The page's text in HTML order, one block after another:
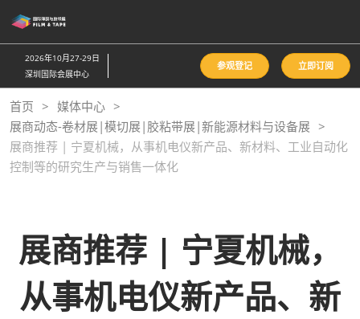
接
跳
至
内
容
2026年10月27-29日
深圳国际会展中心
参观登记 立即订阅
首页
媒体中心
展商动态-卷材展|模切展|胶粘带展|新能源材料与设备展
展商推荐 | 宁夏机械，从事机电仪新产品、新材料、工业自动化
控制等的研究生产与销售一体化
展商推荐 | 宁夏机械，
从事机电仪新产品、新